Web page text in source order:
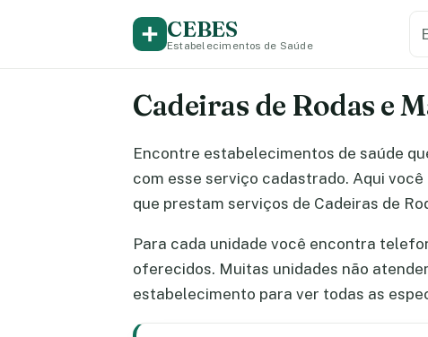
CEBES
Estabelecimentos de Saúde
Cadeiras de Rodas e
Encontre estabelecimentos de saúde
com esse serviço cadastrado. Aqui
que prestam serviços de Cadeiras de
Para cada unidade você encontra
oferecidos. Muitas unidades não
estabelecimento para ver todas as